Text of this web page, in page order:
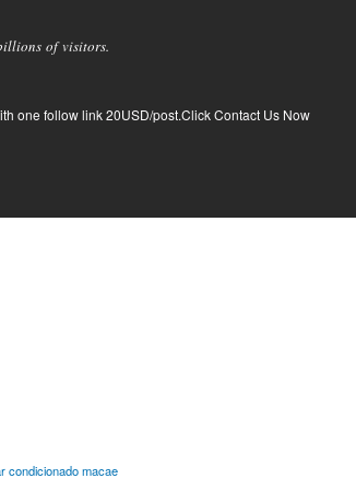
of visitors.
one follow link 20USD/post.Click Contact Us Now
condicionado macae